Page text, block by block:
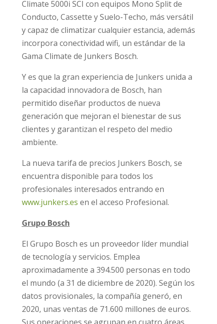
Climate 5000i SCI con equipos Mono Split de
Conducto, Cassette y Suelo-Techo, más versátil
y capaz de climatizar cualquier estancia, además
incorpora conectividad wifi, un estándar de la
Gama Climate de Junkers Bosch.
Y es que la gran experiencia de Junkers unida a
la capacidad innovadora de Bosch, han
permitido diseñar productos de nueva
generación que mejoran el bienestar de sus
clientes y garantizan el respeto del medio
ambiente.
La nueva tarifa de precios Junkers Bosch, se
encuentra disponible para todos los
profesionales interesados entrando en
www.junkers.es en el acceso Profesional.
Grupo Bosch
El Grupo Bosch es un proveedor líder mundial
de tecnología y servicios. Emplea
aproximadamente a 394.500 personas en todo
el mundo (a 31 de diciembre de 2020). Según los
datos provisionales, la compañía generó, en
2020, unas ventas de 71.600 millones de euros.